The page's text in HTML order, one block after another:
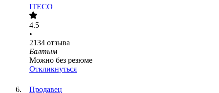
ITECO
4.5
•
2134 отзыва
Балтым
Можно без резюме
Откликнуться
Продавец